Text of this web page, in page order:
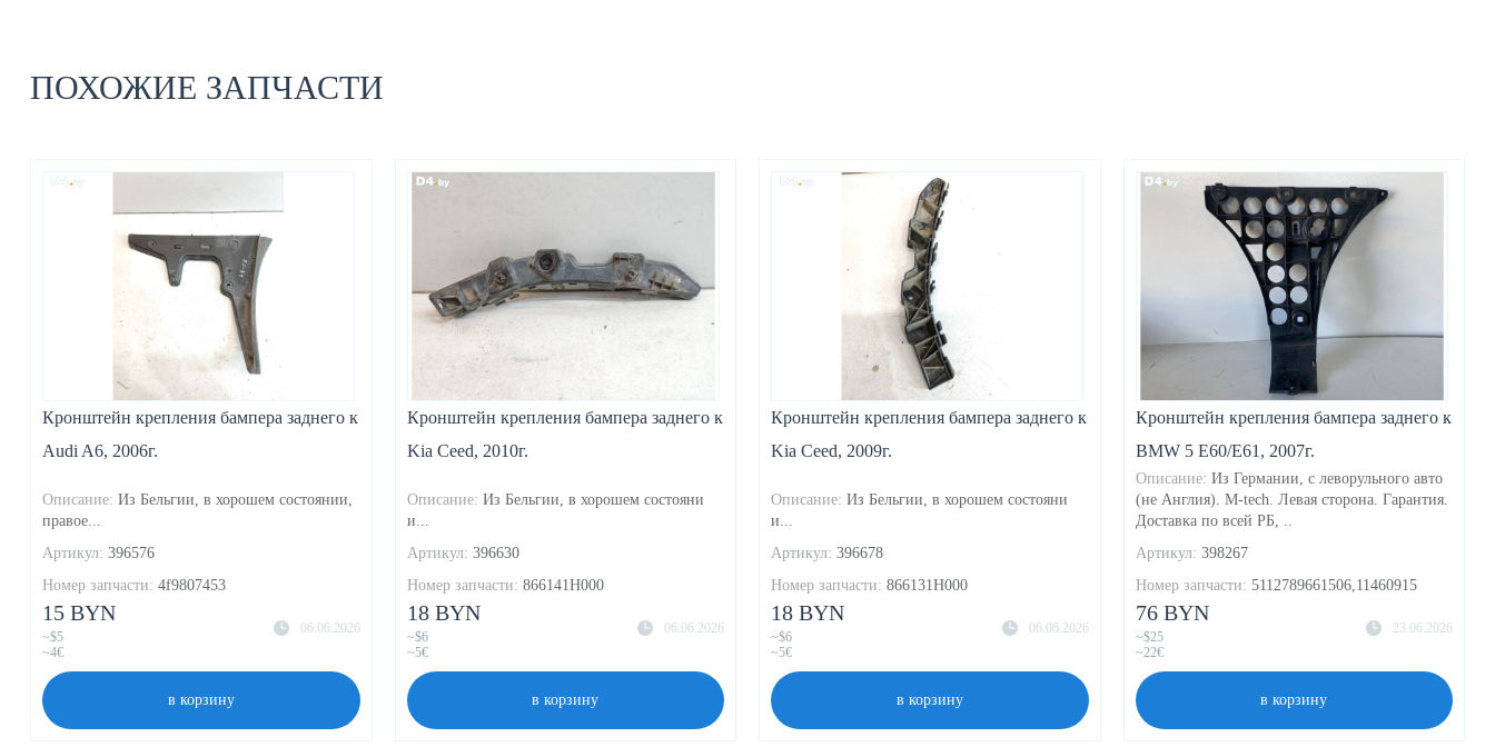
ПОХОЖИЕ ЗАПЧАСТИ
Кронштейн крепления бампера заднего к
Audi A6, 2006г.
Описание: Из Бельгии, в хорошем состоянии,
правое...
Артикул: 396576
Номер запчасти: 4f9807453
06.06.2026
15 BYN
~$5
~4€
в корзину
Кронштейн крепления бампера заднего к
Kia Ceed, 2010г.
Описание: Из Бельгии, в хорошем состояни
и...
Артикул: 396630
Номер запчасти: 866141H000
06.06.2026
18 BYN
~$6
~5€
в корзину
Кронштейн крепления бампера заднего к
Kia Ceed, 2009г.
Описание: Из Бельгии, в хорошем состояни
и...
Артикул: 396678
Номер запчасти: 866131H000
06.06.2026
18 BYN
~$6
~5€
в корзину
Кронштейн крепления бампера заднего к
BMW 5 E60/E61, 2007г.
Описание: Из Германии, с леворульного авто
(не Англия). M-tech. Левая сторона. Гарантия.
Доставка по всей РБ, ..
Артикул: 398267
Номер запчасти: 5112789661506,11460915
23.06.2026
76 BYN
~$25
~22€
в корзину